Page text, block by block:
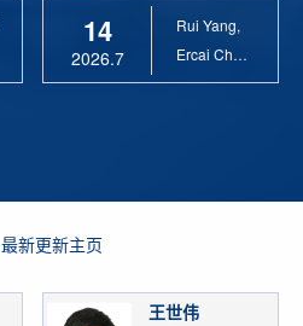
14
2026.7
Rui Yang,
Ercai Chen
and
最新更新主页
王世伟